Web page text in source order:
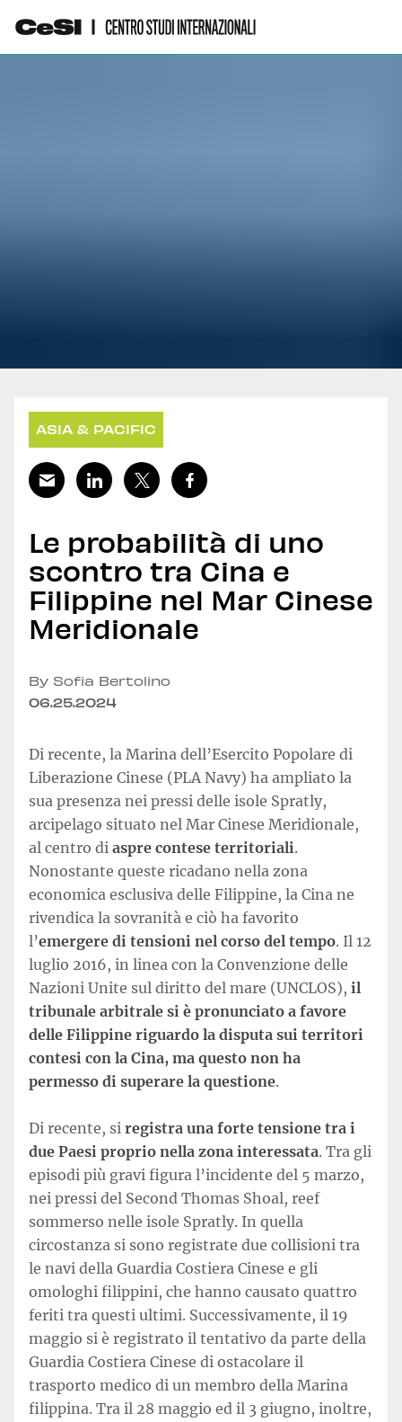
ASIA & PACIFIC
Le probabilità di uno
scontro tra Cina e
Filippine nel Mar Cinese
Meridionale
By Sofia Bertolino
06.25.2024
Di recente, la Marina dell’Esercito Popolare di
Liberazione Cinese (PLA Navy) ha ampliato la
sua presenza nei pressi delle isole Spratly,
arcipelago situato nel Mar Cinese Meridionale,
al centro di aspre contese territoriali.
Nonostante queste ricadano nella zona
economica esclusiva delle Filippine, la Cina ne
rivendica la sovranità e ciò ha favorito
l’emergere di tensioni nel corso del tempo. Il 12
luglio 2016, in linea con la Convenzione delle
Nazioni Unite sul diritto del mare (UNCLOS), il
tribunale arbitrale si è pronunciato a favore
delle Filippine riguardo la disputa sui territori
contesi con la Cina, ma questo non ha
permesso di superare la questione.
Di recente, si registra una forte tensione tra i
due Paesi proprio nella zona interessata. Tra gli
episodi più gravi figura l’incidente del 5 marzo,
nei pressi del Second Thomas Shoal, reef
sommerso nelle isole Spratly. In quella
circostanza si sono registrate due collisioni tra
le navi della Guardia Costiera Cinese e gli
omologhi filippini, che hanno causato quattro
feriti tra questi ultimi. Successivamente, il 19
maggio si è registrato il tentativo da parte della
Guardia Costiera Cinese di ostacolare il
trasporto medico di un membro della Marina
filippina. Tra il 28 maggio ed il 3 giugno, inoltre,